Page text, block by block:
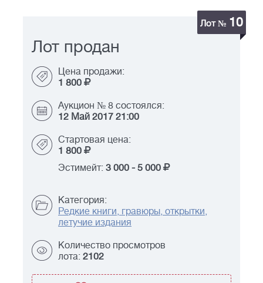
Лот № 10
Лот продан
Цена продажи:
1 800
Аукцион № 8 состоялся:
12 Май 2017 21:00
Стартовая цена:
1 800
Эстимейт: 3 000 - 5 000
Категория:
Редкие книги, гравюры, открытки,
летучие издания
Количество просмотров
лота: 2102